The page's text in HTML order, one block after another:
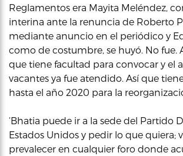
Reglamentos era Mayita Meléndez,
interina ante la renuncia de Roberto
mediante anuncio en el periódico y
como de costumbre, se huyó. No fue.
que tiene facultad para convocar y el
vacantes ya fue atendido. Así que
hasta el año 2020 para la
‘Bhatia puede ir a la sede del Partido
Estados Unidos y pedir lo que quiera;
prevalecer en cualquier foro donde